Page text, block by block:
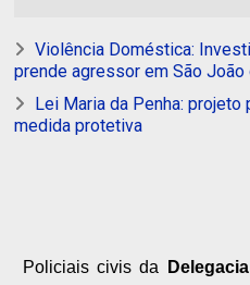
Violência Doméstica:
prende agressor em São
Lei Maria da Penha: projeto
medida protetiva
Policiais civis da